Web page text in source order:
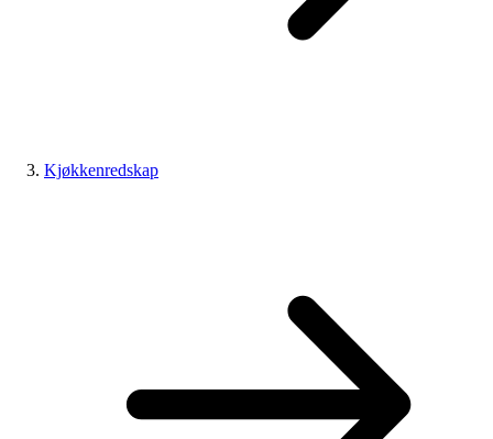
Kjøkkenredskap